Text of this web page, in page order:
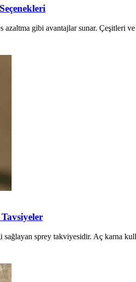
azaltma gibi avantajlar sunar. Çeşitleri
sprey takviyesidir. Aç karna